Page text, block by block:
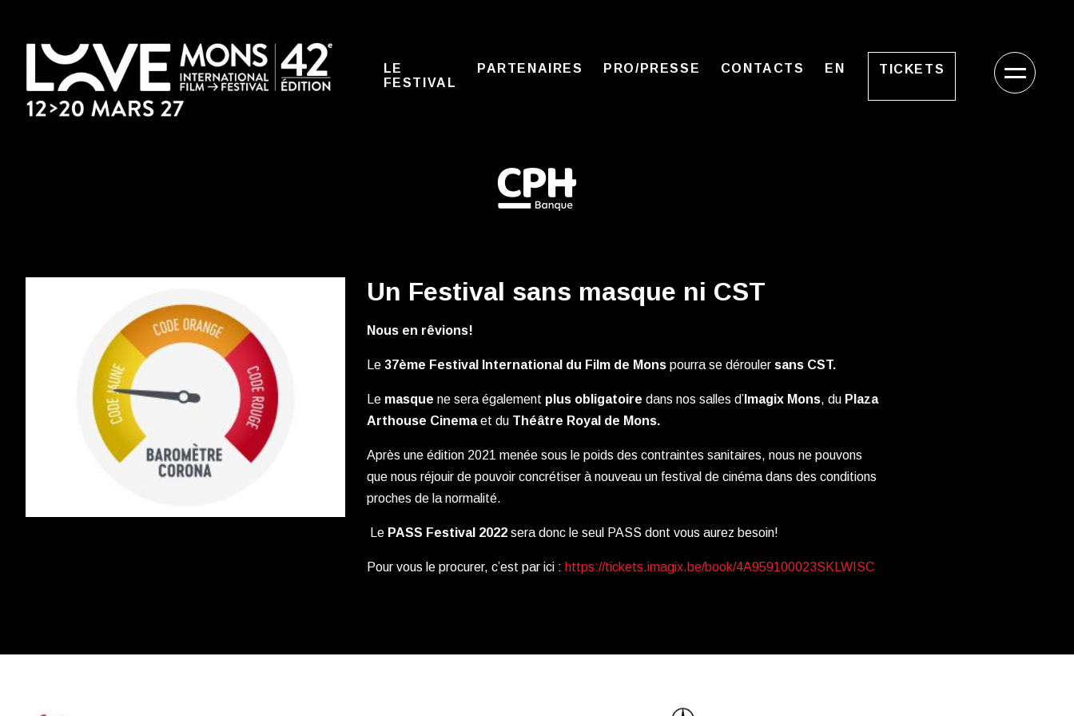
LE
FESTIVAL
PARTENAIRES PRO/PRESSE CONTACTS EN TICKETS
Un Festival sans masque ni CST
Nous en rêvions!
Le 37ème Festival International du Film de Mons pourra se dérouler sans CST.
Le masque ne sera également plus obligatoire dans nos salles d’Imagix Mons, du Plaza
Arthouse Cinemaet du Théâtre Royal de Mons.
Après une édition 2021 menée sous le poids des contraintes sanitaires, nous ne pouvons
que nous réjouir de pouvoir concrétiser à nouveau un festival de cinéma dans des conditions
proches de la normalité.
Le PASS Festival 2022sera donc le seul PASS dont vous aurez besoin!
Pour vous le procurer, c’est par ici : https://tickets.imagix.be/book/4A959100023SKLWISC